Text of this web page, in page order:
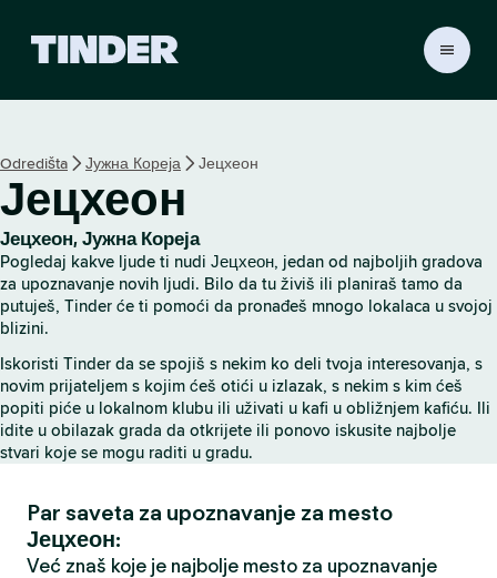
r
p
o
č
e
t
n
t
r
a
n
a
Odredišta Јужна Кореја Јецхеон
Јецхеон
Јецхеон, Јужна Кореја
Pogledaj kakve ljude ti nudi Јецхеон, jedan od najboljih gradova
za upoznavanje novih ljudi. Bilo da tu živiš ili planiraš tamo da
putuješ, Tinder će ti pomoći da pronađeš mnogo lokalaca u svojoj
blizini.
Iskoristi Tinder da se spojiš s nekim ko deli tvoja interesovanja, s
novim prijateljem s kojim ćeš otići u izlazak, s nekim s kim ćeš
popiti piće u lokalnom klubu ili uživati u kafi u obližnjem kafiću. Ili
idite u obilazak grada da otkrijete ili ponovo iskusite najbolje
stvari koje se mogu raditi u gradu.
Par saveta za upoznavanje za mesto
Јецхеон:
Već znaš koje je najbolje mesto za upoznavanje